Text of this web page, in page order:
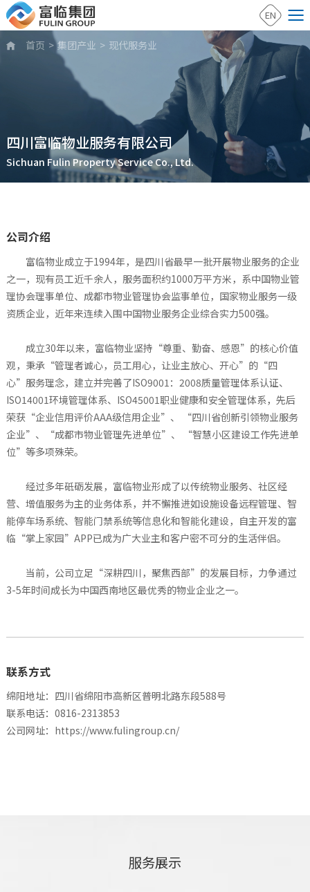
EN
 首页 > 集团产业 > 现代服务业
四川富临物业服务有限公司
Sichuan Fulin Property Service Co., Ltd.
公司介绍
富临物业成立于1994年，是四川省最早一批开展物业服务的企业
之一，现有员工近千余人，服务面积约1000万平方米，系中国物业管
理协会理事单位、成都市物业管理协会监事单位，国家物业服务一级
资质企业，近年来连续入围中国物业服务企业综合实力500强。
成立30年以来，富临物业坚持“尊重、勤奋、感恩”的核心价值
观，秉承“管理者诚心，员工用心，让业主放心、开心”的“四
心”服务理念，建立并完善了ISO9001：2008质量管理体系认证、
ISO14001环境管理体系、ISO45001职业健康和安全管理体系，先后
荣获“企业信用评价AAA级信用企业”、 “四川省创新引领物业服务
企业”、“成都市物业管理先进单位”、 “智慧小区建设工作先进单
位”等多项殊荣。
经过多年砥砺发展，富临物业形成了以传统物业服务、社区经
营、增值服务为主的业务体系，并不懈推进如设施设备远程管理、智
能停车场系统、智能门禁系统等信息化和智能化建设，自主开发的富
临“掌上家园”APP已成为广大业主和客户密不可分的生活伴侣。
当前，公司立足“深耕四川，聚焦西部”的发展目标，力争通过
3-5年时间成长为中国西南地区最优秀的物业企业之一。
联系方式
绵阳地址：四川省绵阳市高新区普明北路东段588号
联系电话：0816-2313853
公司网址： https://www.fulingroup.cn/
服务展示